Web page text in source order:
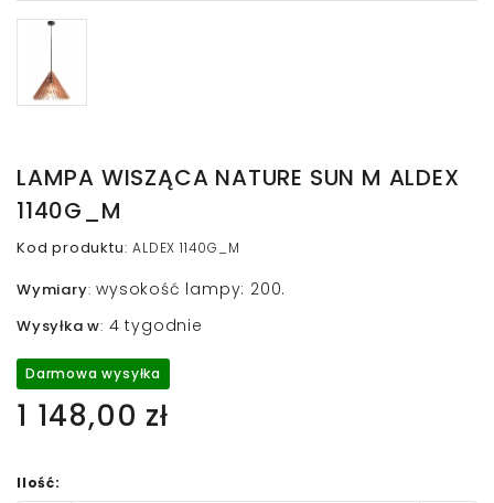
LAMPA WISZĄCA NATURE SUN M ALDEX
1140G_M
Kod produktu:ALDEX 1140G_M
Wymiary: wysokość lampy: 200.
Wysyłka w: 4 tygodnie
Darmowa wysyłka
1 148,00 zł
Ilość: